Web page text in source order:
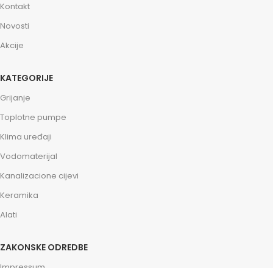
Kontakt
Novosti
Akcije
KATEGORIJE
Grijanje
Toplotne pumpe
Klima uređaji
Vodomaterijal
Kanalizacione cijevi
Keramika
Alati
ZAKONSKE ODREDBE